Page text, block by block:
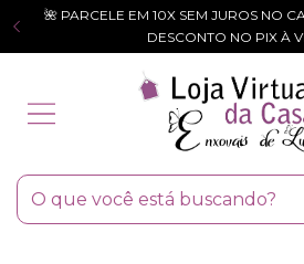
🌺 PARCELE EM 10X SEM JUROS NO
DESCONTO NO PIX À